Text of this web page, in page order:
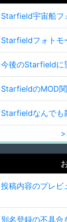
Starfield宇宙船フ
Starfieldフォトモ
今後のStarfieldに
StarfieldのMOD
Starfieldなんでも
投稿内容のプレビ
別名登録の不具合